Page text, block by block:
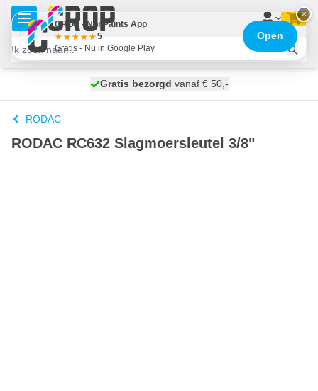
Ga naar de inhoud
morgen bezorgd
Gratis bezorgd vanaf € 50,-
100 dagen
RODAC
RODAC RC632 Slagmoersleutel 3/8"
×
CROP - NonPaints App
5
Gratis - Nu in Google Play
Open